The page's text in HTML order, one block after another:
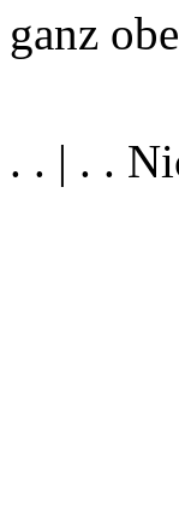
ganz
. . | . .